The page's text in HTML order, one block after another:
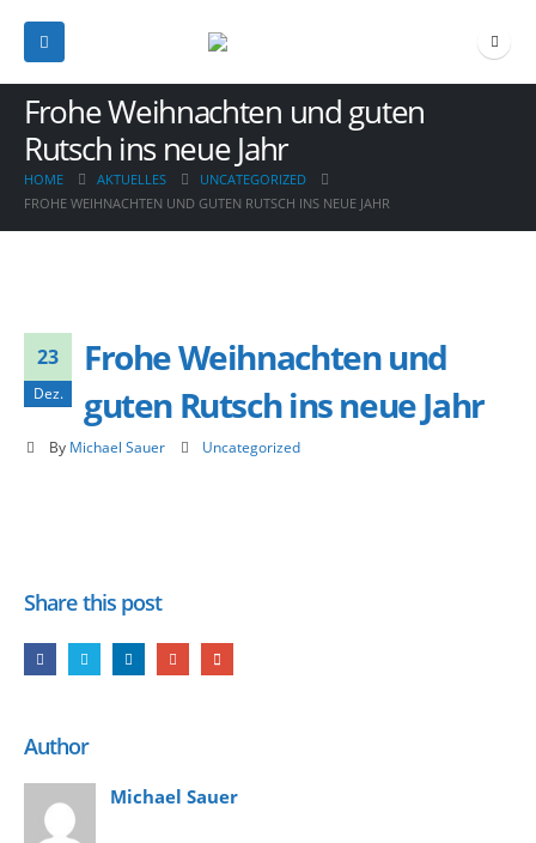
Frohe Weihnachten und guten
Rutsch ins neue Jahr
HOME AKTUELLES
UNCATEGORIZED
FROHE WEIHNACHTEN UND GUTEN RUTSCH INS NEUE JAHR
23
Dez.
Frohe Weihnachten und
guten Rutsch ins neue Jahr
By Michael Sauer Uncategorized
Share this post
Author
Michael Sauer